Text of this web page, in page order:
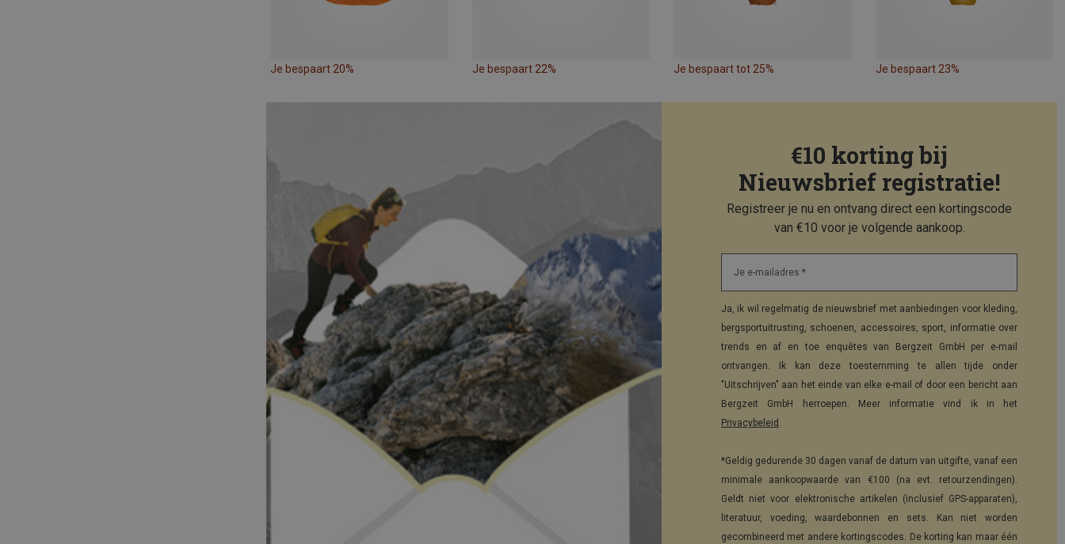
Je bespaart 20% Je bespaart 22% Je bespaart tot 25% Je bespaart 23%
€10 korting bij
Nieuwsbrief registratie!
Registreer je nu en ontvang direct een kortingscode
van €10 voor je volgende aankoop.
Je e-mailadres *
Ja, ik wil regelmatig de nieuwsbrief met aanbiedingen voor kleding,
bergsportuitrusting, schoenen, accessoires, sport, informatie over
trends en af en toe enquêtes van Bergzeit GmbH per e-mail
ontvangen. Ik kan deze toestemming te allen tijde onder
"Uitschrijven" aan het einde van elke e-mail of door een bericht aan
Bergzeit GmbH herroepen. Meer informatie vind ik in het
Privacybeleid .
*Geldig gedurende 30 dagen vanaf de datum van uitgifte, vanaf een
minimale aankoopwaarde van €100 (na evt. retourzendingen).
Geldt niet voor elektronische artikelen (inclusief GPS-apparaten),
literatuur, voeding, waardebonnen en sets. Kan niet worden
gecombineerd met andere kortingscodes. De korting kan maar één